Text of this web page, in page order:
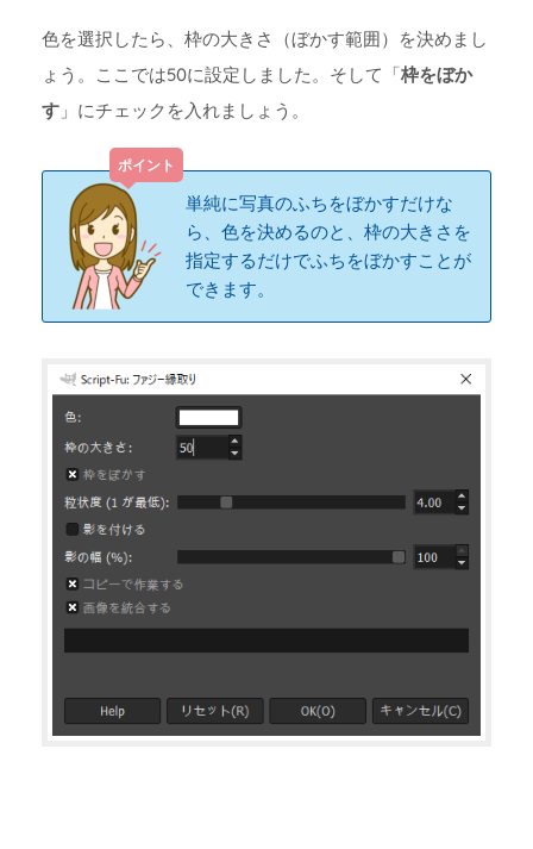
色を選択したら、枠の大きさ（ぼかす範囲）を決めまし
ょう。ここでは50に設定しました。そして「枠をぼか
す 」にチェックを入れましょう。
単純に写真のふちをぼかすだけな
ら、色を決めるのと、枠の大きさを
指定するだけでふちをぼかすことが
できます。